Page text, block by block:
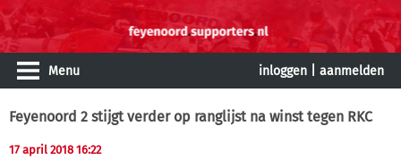
Menu inloggen aanmelden
Feyenoord 2 stijgt verder op ranglijst na winst tegen RKC
17 april 2018 16:22